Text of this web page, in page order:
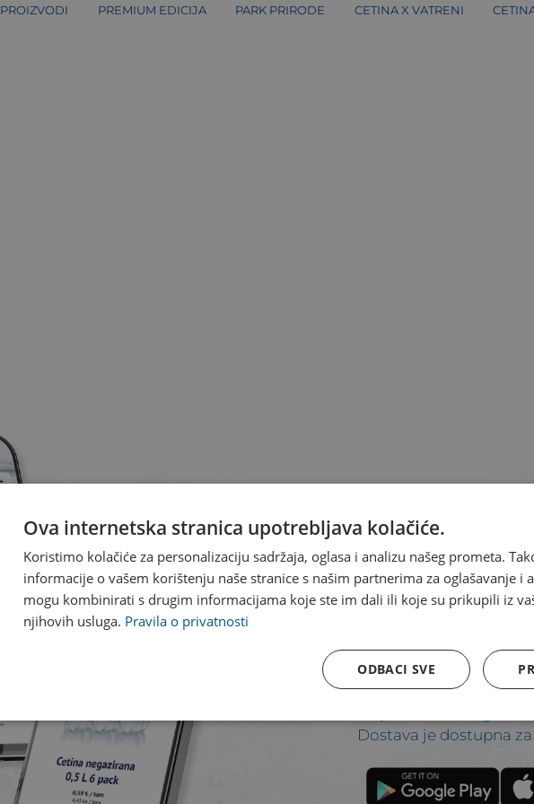
PROIZVODI PREMIUM EDICIJA PARK PRIRODE CETINA X VATRENI
Našem
pristupiti
aplikacije.
Dostava je dostupna
Ova internetska stranica upotrebljava kolačiće.
Koristimo kolačiće za personalizaciju sadržaja, oglasa i analizu našeg prometa.
informacije o vašem korištenju naše stranice s našim partnerima za oglašavanje i
mogu kombinirati s drugim informacijama koje ste im dali ili koje su prikupili iz
njihovih usluga. Pravila o privatnosti
ODBACI SVE